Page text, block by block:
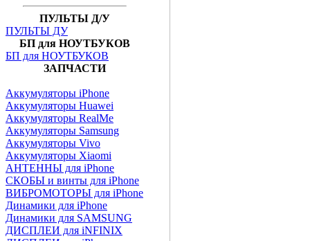
ПУЛЬТЫ Д/У
ПУЛЬТЫ ДУ
БП для НОУТБУКОВ
БП для НОУТБУКОВ
ЗАПЧАСТИ
Аккумуляторы iPhone
Аккумуляторы Huawei
Аккумуляторы RealMe
Аккумуляторы Samsung
Аккумуляторы Vivo
Аккумуляторы Xiaomi
АНТЕННЫ для iPhone
СКОБЫ и винты для iPhone
ВИБРОМОТОРЫ для iPhone
Динамики для iPhone
Динамики для SAMSUNG
ДИСПЛЕИ для iNFINIX